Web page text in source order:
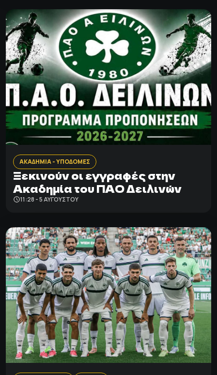
ΑΚΑΔΗΜΙΑ - ΥΠΟΔΟΜΕΣ
Ξεκινούν οι εγγραφές στην
Ακαδημία του ΠΑΟ Δειλινών
11:28 - 5 ΑΥΓΟΎΣΤΟΥ